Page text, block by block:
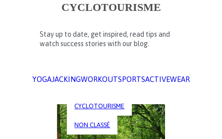
CYCLOTOURISME
Stay up to date, get inspired, read tips and
watch success stories with our blog.
YOGAJACKINGWORKOUTSPORTSACTIVEWEAR
CYCLOTOURISME
NON CLASSÉ